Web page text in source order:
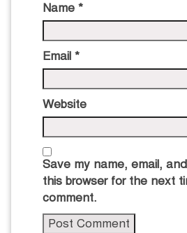
Name *
Email *
Website
Save my name, email,
this browser for the next
comment.